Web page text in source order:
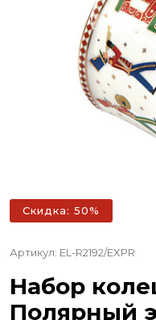
Скидка: 50%
Артикул: EL-R2192/EXPR
Набор
Полярный